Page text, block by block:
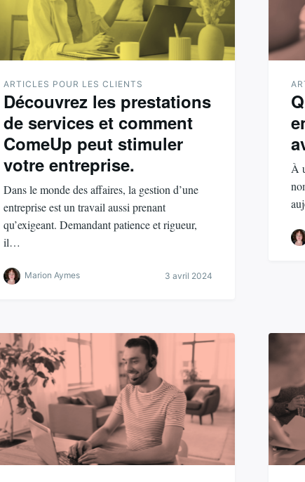
ARTICLES POUR LES CLIENTS
Découvrez les prestations
de services et comment
ComeUp peut stimuler
votre entreprise.
Dans le monde des affaires, la gestion d’une
entreprise est un travail aussi prenant
qu’exigeant. Demandant patience et rigueur,
il…
Marion Aymes 3 avril 2024
À